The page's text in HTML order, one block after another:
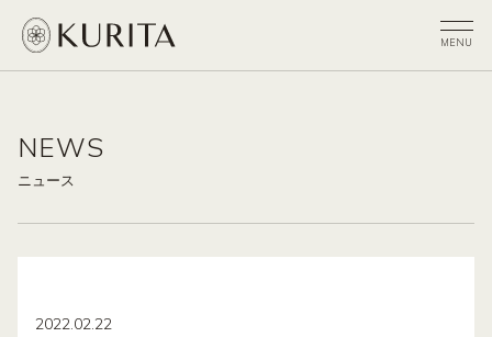
NEWS
ニュース
2022.02.22